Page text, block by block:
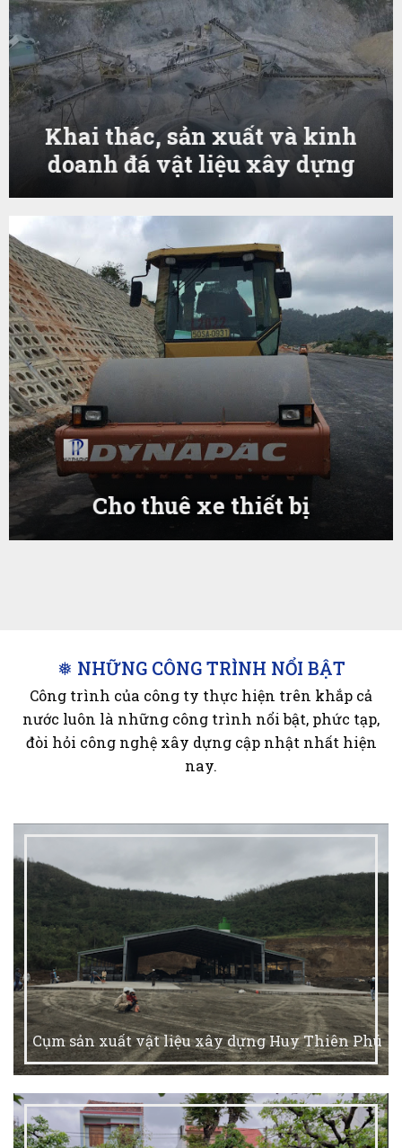
Khai thác, sản xuất và kinh
doanh đá vật liệu xây dựng
Cho thuê xe thiết bị
❅ NHỮNG CÔNG TRÌNH NỔI BẬT
Công trình của công ty thực hiện trên khắp cả
nước luôn là những công trình nổi bật, phức tạp,
đòi hỏi công nghệ xây dựng cập nhật nhất hiện
nay.
Cụm sản xuất vật liệu xây dựng Huy Thiên Phú